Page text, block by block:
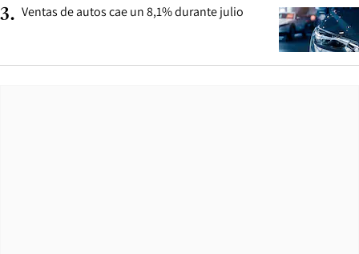
3. Ventas de autos cae un 8,1% durante julio